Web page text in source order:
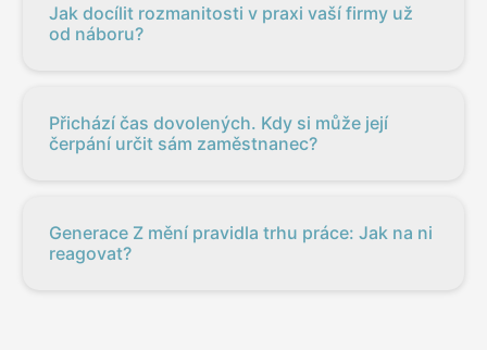
Jak docílit rozmanitosti v praxi vaší firmy už
od náboru?
Přichází čas dovolených. Kdy si může její
čerpání určit sám zaměstnanec?
Generace Z mění pravidla trhu práce: Jak na ni
reagovat?